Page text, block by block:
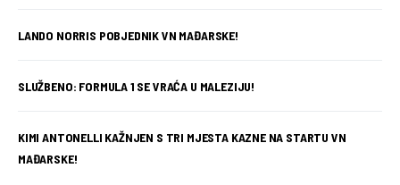
LANDO NORRIS POBJEDNIK VN MAĐARSKE!
SLUŽBENO: FORMULA 1 SE VRAĆA U MALEZIJU!
KIMI ANTONELLI KAŽNJEN S TRI MJESTA KAZNE NA STARTU VN
MAĐARSKE!